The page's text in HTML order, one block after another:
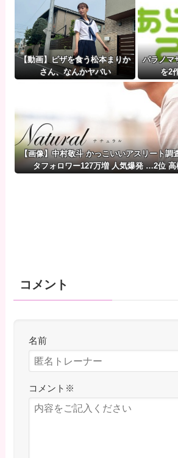
【動画】ピザを食う松本まりか
さん、なんかヤバい
パラノマ
を2
【画像】中村敬斗 かっこいいアスリート
タフォロワー127万増 人気爆発 …2位 高
コメント
名前
コメント ※